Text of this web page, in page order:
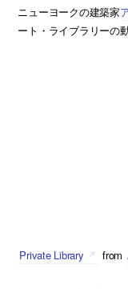
ニューヨークの建築家
ート・ライブラリーの
Private Library from